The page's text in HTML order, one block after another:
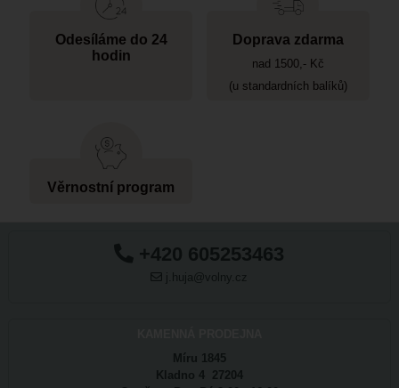
Odesíláme do 24
hodin
Doprava zdarma
nad 1500,- Kč
(u standardních balíků)
Věrnostní program
+420 605253463
j.huja@volny.cz
Míru 1845
Kladno 4 27204